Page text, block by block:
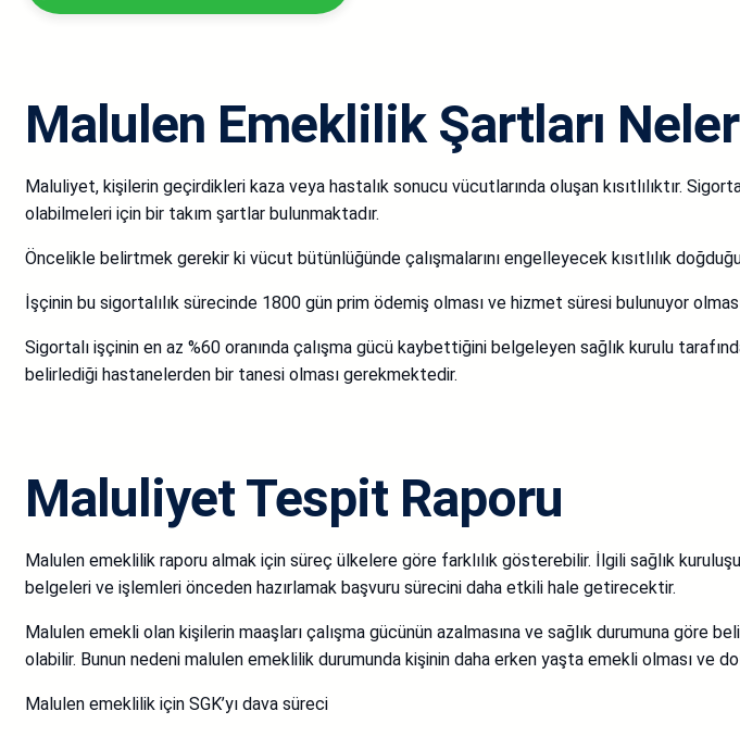
Malulen Emeklilik Şartları
Maluliyet, kişilerin geçirdikleri kaza veya hastalık sonucu vücutlarında oluşan kısıtlılıktır.
olabilmeleri için bir takım şartlar bulunmaktadır.
Öncelikle belirtmek gerekir ki vücut bütünlüğünde çalışmalarını engelleyecek kısıtlılık
İşçinin bu sigortalılık sürecinde 1800 gün prim ödemiş olması ve hizmet süresi bulunuyor
Sigortalı işçinin en az %60 oranında çalışma gücü kaybettiğini belgeleyen sağlık kurulu
belirlediği hastanelerden bir tanesi olması gerekmektedir.
Maluliyet Tespit Raporu
Malulen emeklilik raporu almak için süreç ülkelere göre farklılık gösterebilir. İlgili sağlık
belgeleri ve işlemleri önceden hazırlamak başvuru sürecini daha etkili hale getirecektir.
Malulen emekli olan kişilerin maaşları çalışma gücünün azalmasına ve sağlık durumuna göre
olabilir. Bunun nedeni malulen emeklilik durumunda kişinin daha erken yaşta emekli olması ve
Malulen emeklilik için SGK’yı dava süreci